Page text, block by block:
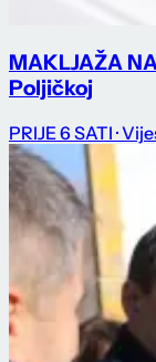
MAKLJAŽA
Poljičkoj
PRIJE 6 SATI ·